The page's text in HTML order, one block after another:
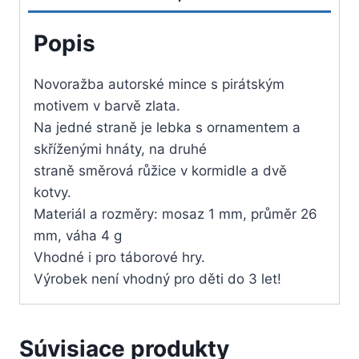
ružicou
Popis
Novoražba autorské mince s pirátským
motivem v barvě zlata.
Na jedné straně je lebka s ornamentem a
skříženými hnáty, na druhé
straně směrová růžice v kormidle a dvě
kotvy.
Materiál a rozměry: mosaz 1 mm, průměr 26
mm, váha 4 g
Vhodné i pro táborové hry.
Výrobek není vhodný pro děti do 3 let!
Súvisiace produkty